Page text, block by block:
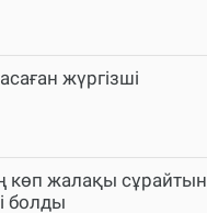
жүргізші
көп жалақы сұрайтын
болды